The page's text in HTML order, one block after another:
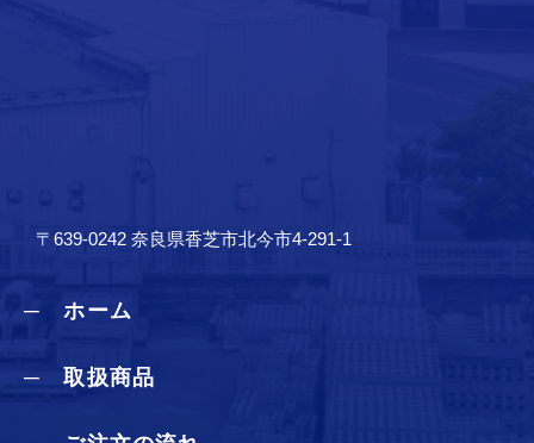
〒639-0242 奈良県香芝市北今市4-291-1
─ ホーム
─ 取扱商品